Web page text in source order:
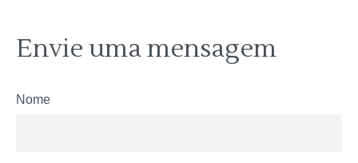
Envie uma mensagem
Nome